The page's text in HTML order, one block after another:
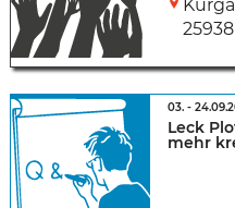
03. -
Leck
mehr